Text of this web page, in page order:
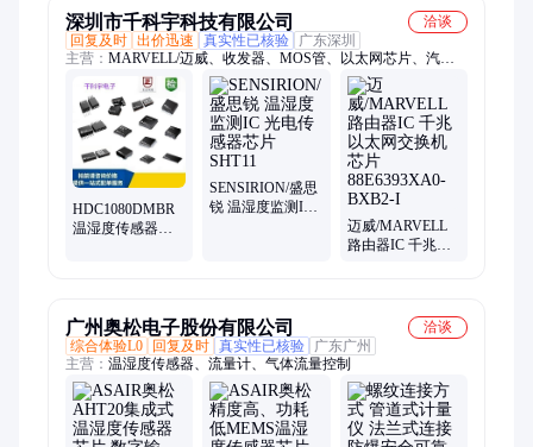
深圳市千科宇科技有限公司
洽谈
回复及时 出价迅速 真实性已核验
广东深圳
主营： MARVELL/迈威、收发器、MOS管、以太网芯片、汽车
芯片、驱动芯片、霍尔效应传感器、稳压芯片、交换机芯片、蓝
牙芯片、通讯芯片、博通芯片、网通WiFi芯片、路由器芯片、充
电IC、电源IC、集成电路IC、MCU单片机、微控制器、监控
IC、音频IC、感应器、场效应管、工控IC、REALTEK/瑞昱
HDC1080DMBR
温湿度传感器芯
SENSIRION/盛思
锐 温湿度监测IC
迈威/MARVELL
路由器IC 千兆以
广州奥松电子股份有限公司
洽谈
综合体验L0
回复及时 真实性已核验
广东广州
主营： 温湿度传感器、流量计、气体流量控制